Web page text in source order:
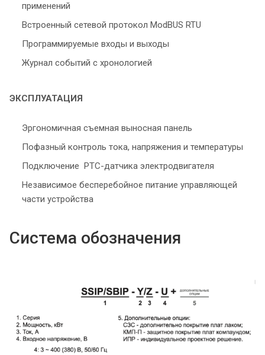
применений
Встроенный сетевой протокол ModBUS RTU
Программируемые входы и выходы
Журнал событий с хронологией
ЭКСПЛУАТАЦИЯ
Эргономичная съемная выносная панель
Пофазный контроль тока, напряжения и температуры
Подключение РТС-датчика электродвигателя
Независимое бесперебойное питание управляющей
части устройства
Система обозначения